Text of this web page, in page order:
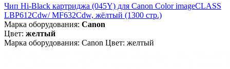
Чип Hi-Black картриджа (045Y) для Canon Color imageCLASS
LBP612Cdw/ MF632Cdw, жёлтый (1300 стр.)
Марка оборудования: Canon
Цвет: желтый
Марка оборудования: Canon Цвет: желтый